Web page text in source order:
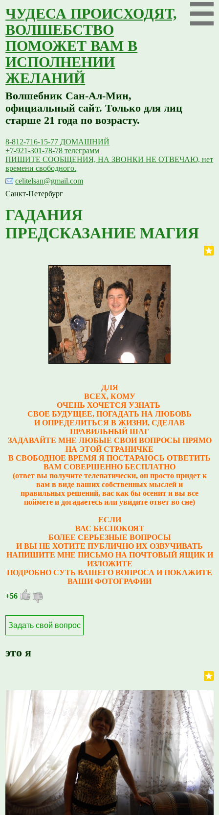
ЧУДЕСА ПРОИСХОДЯТ,
ВОЛШЕБСТВО
ПОМОЖЕТ ВАМ В
ИСПОЛНЕНИИ
ЖЕЛАНИЙ
Волшебник Сан-Ал-Мин,
официальный сайт. Только для лиц
старше 21 года по возрасту.
8-812-716-15-77 ДОМАШНИЙ
+7-921-301-78-78 телеграмм
ПИШИТЕ СООБЩЕНИЯ, НА ЗВОНКИ НЕ ОТВЕЧАЮ, нет
времени свободного.
celitelsan@gmail.com
Санкт-Петербург
ГАДАНИЯ
ПРЕДСКАЗАНИЕ МАГИЯ
ДЛЯ
ВСЕХ, КОМУ
ОЧЕНЬ ХОЧЕТСЯ УЗНАТЬ
СВОЕ БУДУЩЕЕ, ПОГАДАТЬ НА ЛЮБОВЬ
И ОПРЕДЕЛИТЬСЯ В ЖИЗНИ, СДЕЛАВ
ПРАВИЛЬНЫЙ ШАГ
ЗАДАВАЙТЕ МНЕ ЛЮБЫЕ СВОИ ВОПРОСЫ ПРЯМО
НА ЭТОЙ СТРАНИЧКЕ
В СВОБОДНОЕ ВРЕМЯ Я ПОСТАРАЮСЬ ОТВЕТИТЬ
ВАМ СОВЕРШЕННО БЕСПЛАТНО
(ответ вы получите телепатически, он просто придет к
вам в виде ваших собственных мыслей и
правильных решений, вас как бы осенит и вы все
поймете и догадаетесь или увидите ответ во сне)
ЕСЛИ
ВАС БЕСПОКОЯТ
БОЛЕЕ СЕРЬЕЗНЫЕ ВОПРОСЫ
И ВЫ НЕ ХОТИТЕ ПУБЛИЧНО ИХ ОЗВУЧИВАТЬ
НАПИШИТЕ МНЕ ПИСЬМО НА ПОЧТОВЫЙ ЯЩИК И
ИЗЛОЖИТЕ
ПОДРОБНО СУТЬ ВАШЕГО ВОПРОСА И ПОКАЖИТЕ
ВАШИ ФОТОГРАФИИ
+56
Задать свой вопрос
это я